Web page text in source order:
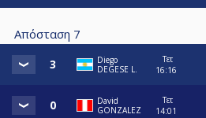
Απόσταση 7
Diego
DEGESE L.
Τετ
16:16
David
GONZALEZ
Τετ
14:01